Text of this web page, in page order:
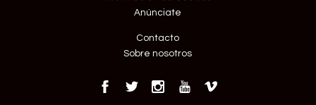
Anúnciate
Contacto
Sobre nosotros